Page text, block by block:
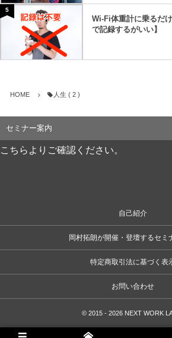
5
Wi-Fi体重計に乗るだ
で記録するがいい】
HOME 人生 ( 2 )
セミナー案内
こちらよりご確認ください。
自己紹介
岡村拓朗が開催・登壇するセミ
特定商取引法に基づく表
お問い合わせ
© 2015 - 2026 NEXT WORK